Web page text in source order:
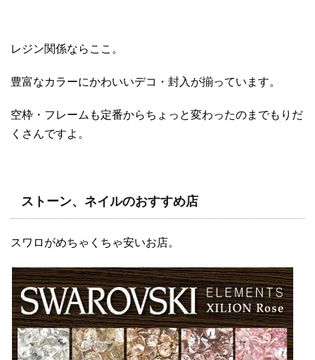
レジン関係ならここ。
豊富なカラーにかわいいデコ・封入が揃っています。
空枠・フレームも定番からちょっと変わったのまでもりだ
くさんですよ。
ストーン、ネイルのおすすめ店
スワロがめちゃくちゃ安いお店。